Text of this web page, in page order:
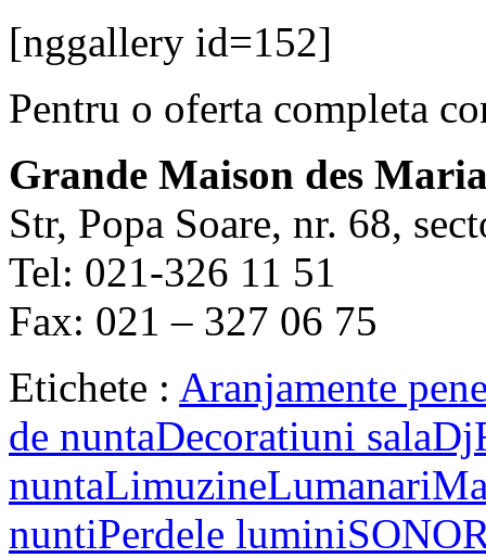
[nggallery id=152]
Pentru o oferta completa
Grande Maison des
Str, Popa Soare, nr. 68,
Tel: 021-326 11 51
Fax: 021 – 327 06 75
Etichete : Aranjamente
de nuntaDecoratiuni salaDj
nuntaLimuzineLumanari
nuntiPerdele lumini